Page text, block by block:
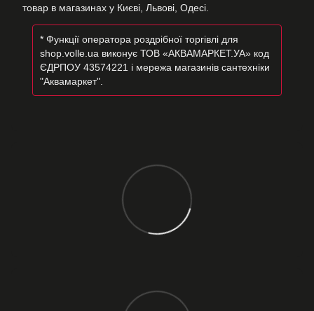
товар в магазинах у Києві, Львові, Одесі.
* Функції оператора роздрібної торгівлі для
shop.volle.ua виконує ТОВ «АКВАМАРКЕТ.УА» код
ЄДРПОУ 43574221 і мережа магазинів сантехніки
"Аквамаркет".